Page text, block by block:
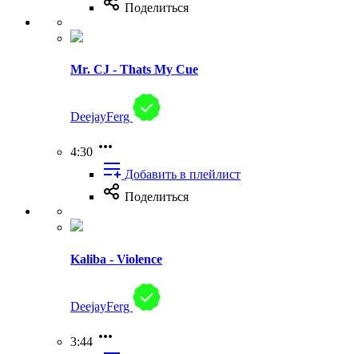
Поделиться
Mr. CJ - Thats My Cue
DeejayFerg
4:30
Добавить в плейлист
Поделиться
Kaliba - Violence
DeejayFerg
3:44